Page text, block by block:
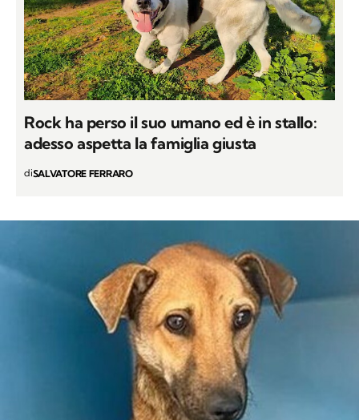
Rock ha perso il suo umano ed è in stallo:
adesso aspetta la famiglia giusta
diSALVATORE FERRARO